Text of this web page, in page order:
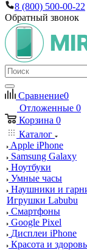
8 (800) 500-00-22
Обратный звонок
Сравнение0
Отложенные 0
Корзина 0
Каталог
Apple iPhone
Samsung Galaxy
Ноутбуки
Умные часы
Наушники и
Игрушки Labubu
Смартфоны
Google Pixel
Дисплеи iPhone
Красота и